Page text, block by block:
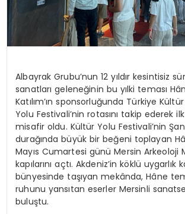
Albayrak Grubu’nun 12 yıldır kesintisiz
sanatları geleneğinin bu yılki teması
Katılım’ın sponsorluğunda Türkiye Kültür
Yolu Festivali’nin rotasını takip ederek
misafir oldu. Kültür Yolu Festivali’nin
durağında büyük bir beğeni toplayan
Mayıs Cumartesi günü Mersin Arkeoloji
kapılarını açtı. Akdeniz’in köklü uygarlık
bünyesinde taşıyan mekânda,Hâne
ruhunu yansıtan eserler Mersinli
buluştu.